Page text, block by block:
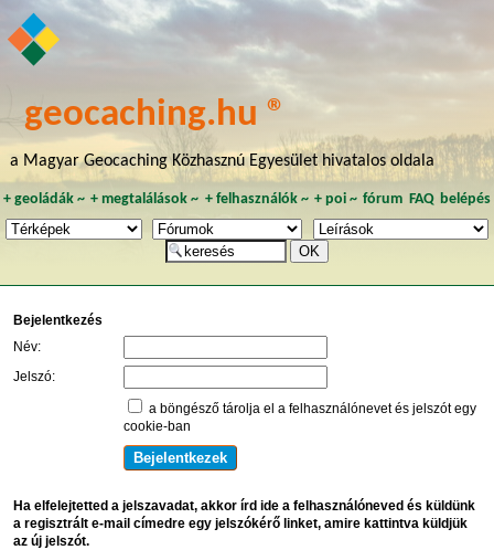
geocaching.hu ®
a Magyar Geocaching Közhasznú Egyesület hivatalos oldala
+ geoládák~ +megtalálások ~ + felhasználók~ + poi~ fórum FAQ belépés
Bejelentkezés
Név:
Jelszó:
a böngésző tárolja el a felhasználónevet és jelszót egy
cookie-ban
Ha elfelejtetted a jelszavadat, akkor írd ide a felhasználóneved és küldünk
a regisztrált e-mail címedre egy jelszókérő linket, amire kattintva küldjük
az új jelszót.